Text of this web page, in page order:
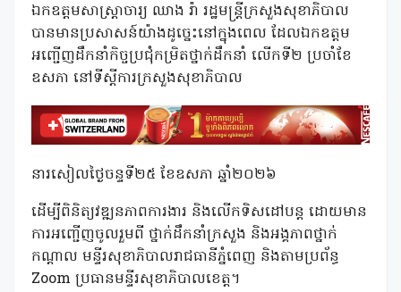
ឯកឧត្តមសាស្ត្រាចារ្យ ឈាង រ៉ា រដ្ឋមន្ត្រីក្រសួងសុខាភិបាល
បានមានប្រសាសន៍យ៉ាងដូច្នេះនៅក្នុងពេល ដែលឯកឧត្តម
អញ្ជើញដឹកនាំកិច្ចប្រជុំកម្រិតថ្នាក់ដឹកនាំ លើកទី២ ប្រចាំខែ
ឧសភា នៅទីស្ដីការក្រសួងសុខាភិបាល
នារសៀលថ្ងៃចន្ទទី២៥ ខែឧសភា ឆ្នាំ២០២៦
ដើម្បីពិនិត្យវឌ្ឍនភាពការងារ និងលើកទិសដៅបន្ត ដោយមាន
ការអញ្ជើញចូលរួមពី ថ្នាក់ដឹកនាំក្រសួង និងអង្គភាពថ្នាក់
កណ្តាល មន្ទីរសុខាភិបាលរាជធានីភ្នំពេញ និងតាមប្រព័ន្ធ
Zoom ប្រធានមន្ទីរសុខាភិបាលខេត្ត។